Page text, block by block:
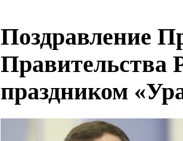
Поздравление
Правительства
праздником